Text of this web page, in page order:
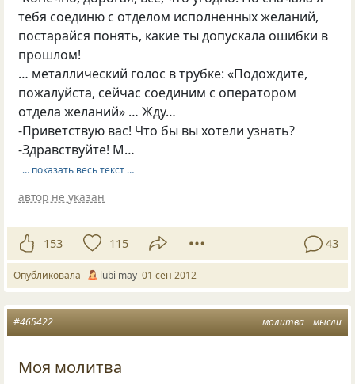
тебя соединю с отделом исполненных желаний,
постарайся понять, какие ты допускала ошибки в
прошлом!
… металлический голос в трубке: «Подождите,
пожалуйста, сейчас соединим с оператором
отдела желаний» … Жду…
-Приветствую вас! Что бы вы хотели узнать?
-Здравствуйте! М…
… показать весь текст …
автор не указан
153 115 43
Опубликовала lubi may 01 сен 2012
молитва мысли
#465422
Моя молитва